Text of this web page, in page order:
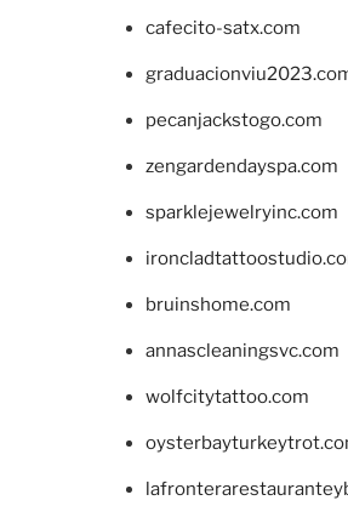
cafecito-satx.com
pecanjackstogo.com
zengardendayspa.com
sparklejewelryinc.com
bruinshome.com
annascleaningsvc.com
wolfcitytattoo.com